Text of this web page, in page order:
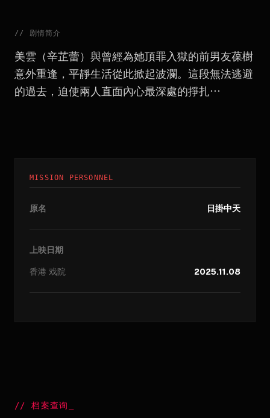
// 剧情简介
美雲（辛芷蕾）與曾經為她頂罪入獄的前男友葆樹
意外重逢，平靜生活從此掀起波瀾。這段無法逃避
的過去，迫使兩人直面內心最深處的掙扎⋯
MISSION PERSONNEL
原名 日掛中天
上映日期
香港 戏院 2025.11.08
//档案查询